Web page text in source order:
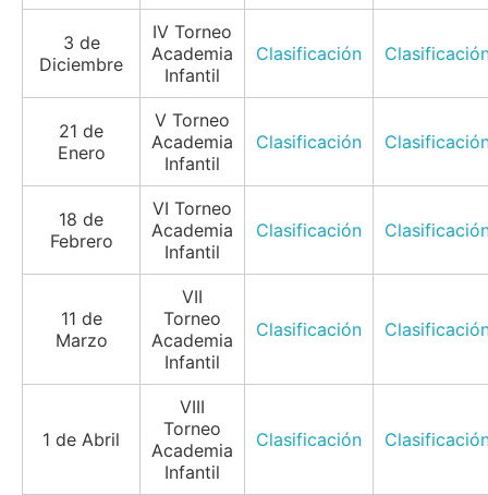
3 de
Diciembre
IV Torneo
Academia
Infantil
Clasificación
21 de
Enero
V Torneo
Academia
Infantil
Clasificación
18 de
Febrero
VI Torneo
Academia
Infantil
Clasificación
11 de
Marzo
VII
Torneo
Academia
Infantil
Clasificación
1 de Abril
VIII
Torneo
Academia
Infantil
Clasificación